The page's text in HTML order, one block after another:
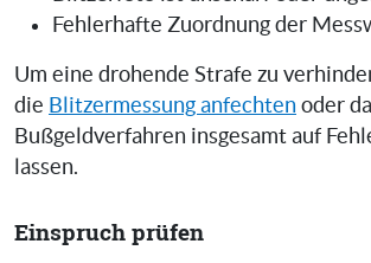
Fehlerhafte Zuordnung der
Um eine drohende Strafe zu
die Blitzermessung anfechten oder
Bußgeldverfahren insgesamt auf
lassen.
Einspruch prüfen